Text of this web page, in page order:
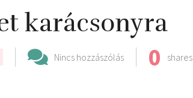
​karácsonyra
Nincs hozzászólás 0 shares